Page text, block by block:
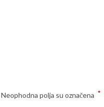
Neophodna polja su označena *